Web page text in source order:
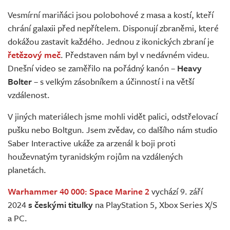
Živě
Vesmírní mariňáci jsou polobohové z masa a kostí, kteří
chrání galaxii před nepřítelem. Disponují zbraněmi, které
dokážou zastavit každého. Jednou z ikonických zbraní je
řetězový meč. Představen nám byl v nedávném videu.
Dnešní video se zaměřilo na pořádný kanón – Heavy
Bolter– s velkým zásobníkem a účinností i na větší
vzdálenost.
V jiných materiálech jsme mohli vidět palici, odstřelovací
pušku nebo Boltgun. Jsem zvědav, co dalšího nám studio
Saber Interactive ukáže za arzenál k boji proti
houževnatým tyranidským rojům na vzdálených
planetách.
Warhammer 40 000: Space Marine 2vychází 9. září
2024s českými titulky na PlayStation 5, Xbox Series X/S
a PC.